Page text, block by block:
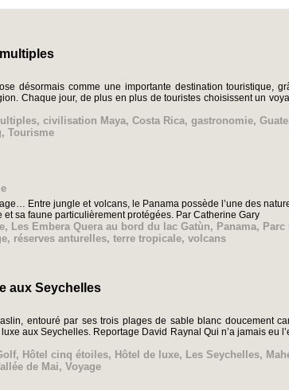
désormais comme une importante destination touristique,
Chaque jour, de plus en plus de touristes choisissent un
, civilisation Maya, Costa Rica, gastronomie,
, Tourisme
Entre jungle et volcans, le Panama possède l’une des
sa faune particulièrement protégées. Par Catherine Gary
, Les Embera Quera au bord du lac Gatùn, Panama,
, réserves anturelles, terre tropicale, volcans
aux Seychelles
entouré par ses trois plages de sable blanc doucement
aux Seychelles. Reportage David Raynal Qui n’a jamais eu
, Hôtel cinq étoiles, Hôtel de luxe, Les Seychelles,
de Mai, Voyage